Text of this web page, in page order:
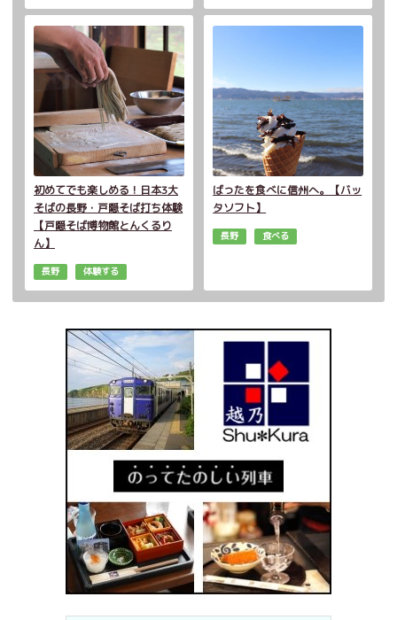
初めてでも楽しめる！日本3大
そばの長野・戸隠そば打ち体験
【戸隠そば博物館とんくるり
ん】
長野 体験する
ばったを食べに信州へ。【バッ
タソフト】
長野 食べる